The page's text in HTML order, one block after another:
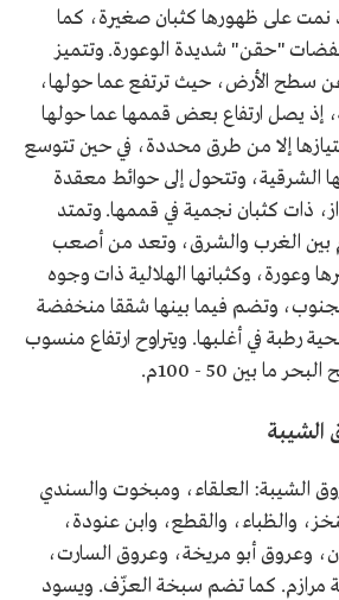
نمت على ظهورها كثبان صغيرة، كما
"حقن" شديدة الوعورة. وتتميز
عن سطح الأرض، حيث ترتفع عما حولها،
إذ يصل ارتفاع بعض قممها عما حولها
اجتيازها إلا من طرق محددة، في حين تتوسع
الشرقية، وتتحول إلى حوائط معقدة
ذات كثبان نجمية في قممها. وتمتد
بين الغرب والشرق، وتعد من أصعب
وعورة، وكثبانها الهلالية ذات وجوه
الجنوب، وتضم فيما بينها شققا منخفضة
رطبة في أغلبها. ويتراوح ارتفاع منسوب
بين 50 - 100م.
الشيبة
الشيبة: العلقاء، ومبخوت والسندي
والظباء، والقطع، وابن عنودة،
وعروق أبو مريخة، وعروق السارت،
مرازم. كما تضم سبخة العزّف. ويسود